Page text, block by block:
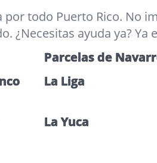
todo Puerto Rico. No
ayuda ya? Ya
Parcelas de
La Liga
La Yuca